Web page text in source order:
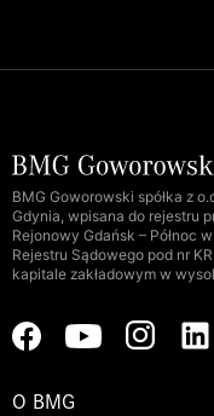
BMG Goworowski spółka z
Gdynia, wpisana do rejestru
Rejonowy Gdańsk – Północ
Rejestru Sądowego pod nr
kapitale zakładowym w
O BMG